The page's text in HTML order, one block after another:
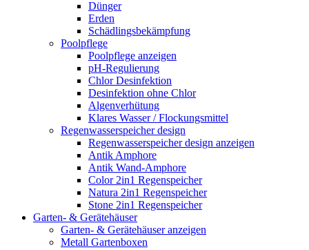
Dünger
Erden
Schädlingsbekämpfung
Poolpflege
Poolpflege anzeigen
pH-Regulierung
Chlor Desinfektion
Desinfektion ohne Chlor
Algenverhütung
Klares Wasser / Flockungsmittel
Regenwasserspeicher design
Regenwasserspeicher design anzeigen
Antik Amphore
Antik Wand-Amphore
Color 2in1 Regenspeicher
Natura 2in1 Regenspeicher
Stone 2in1 Regenspeicher
Garten- & Gerätehäuser
Garten- & Gerätehäuser anzeigen
Metall Gartenboxen